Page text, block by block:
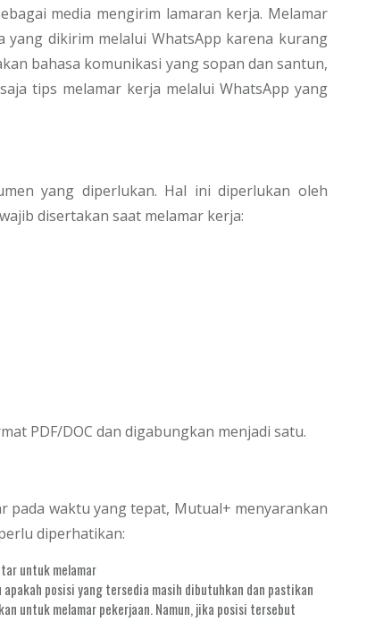
media mengirim lamaran kerja. Melamar
dikirim melalui WhatsApp karena kurang
bahasa komunikasi yang sopan dan santun,
tips melamar kerja melalui WhatsApp yang
yang diperlukan. Hal ini diperlukan oleh
disertakan saat melamar kerja:
PDF/DOC dan digabungkan menjadi satu.
pada waktu yang tepat, Mutual+ menyarankan
diperhatikan:
untuk melamar
posisi yang tersedia masih dibutuhkan dan pastikan
untuk melamar pekerjaan. Namun, jika posisi tersebut